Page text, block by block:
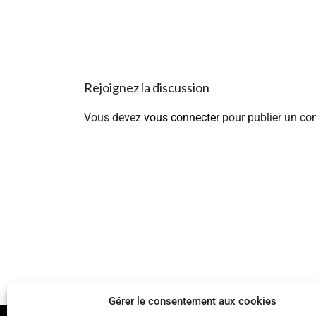
Gérer le consentement aux cookies
Rejoignez la discussion
Vous devez vous connecterpour publier un